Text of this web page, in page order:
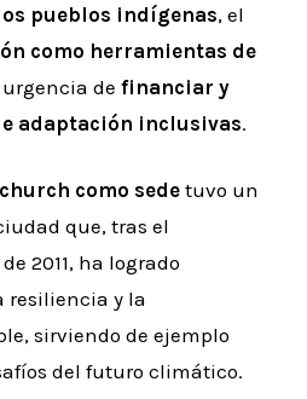
pueblos indígenas, el
como herramientas de
urgencia definanciar y
adaptación inclusivas.
como sede tuvo un
que, tras el
2011, ha logrado
resiliencia y la
sirviendo de ejemplo
del futuro climático.